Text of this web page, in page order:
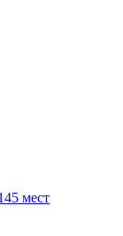
мест